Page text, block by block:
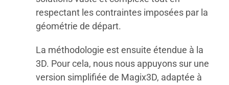
respectant les contraintes imposées par la
géométrie de départ.
La méthodologie est ensuite étendue à la
3D. Pour cela, nous nous appuyons sur une
version simplifiée de Magix3D, adaptée à